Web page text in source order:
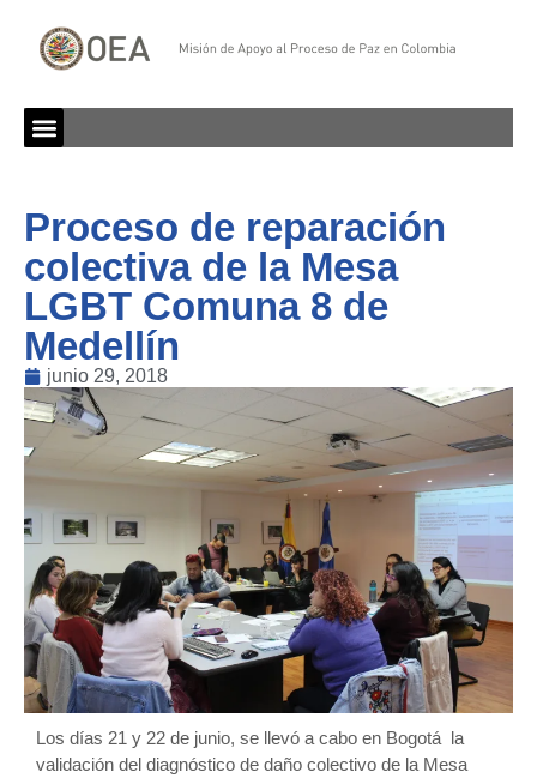
Proceso de reparación
colectiva de la Mesa
LGBT Comuna 8 de
Medellín
junio 29, 2018
Los días 21 y 22 de junio, se llevó a cabo en Bogotá la
validación del diagnóstico de daño colectivo de la Mesa